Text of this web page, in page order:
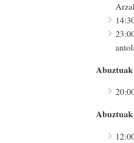
Abuztuak
Abuztuak